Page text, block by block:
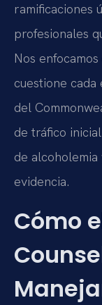
ramificaciones
profesionales
Nos
cuestione
del
de tráfico
de
evidencia.
Cómo